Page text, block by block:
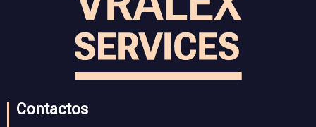
Contactos